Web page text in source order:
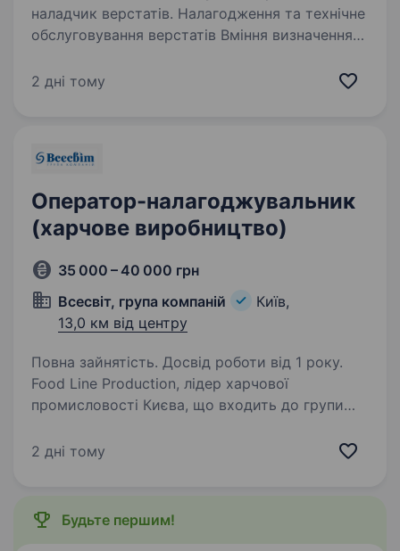
наладчик верстатів. Налагодження та технічне
обслуговування верстатів Вміння визначення
та замовлення запчастин до верстатів
2 дні тому
Оператор-налагоджувальник
(харчове виробництво)
35 000 – 40 000 грн
Всесвіт, група компаній
Київ,
13,0 км від центру
Повна зайнятість. Досвід роботи від 1 року.
Food Line Production, лідер харчової
промисловості Києва, що входить до групи
відповідального та кваліфікованого
2 дні тому
Будьте першим!